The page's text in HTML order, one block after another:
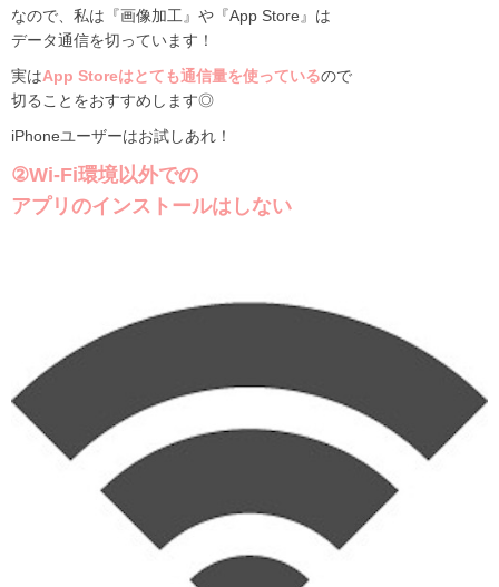
なので、私は『画像加工』や『App Store』は
データ通信を切っています！
実はApp Storeはとても通信量を使っているので
切ることをおすすめします◎
iPhoneユーザーはお試しあれ！
②Wi-Fi環境以外での
アプリのインストールはしない